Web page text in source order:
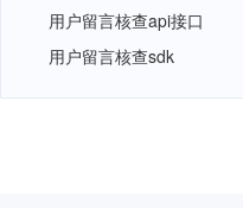
用户留言核查api接口
用户留言核查sdk